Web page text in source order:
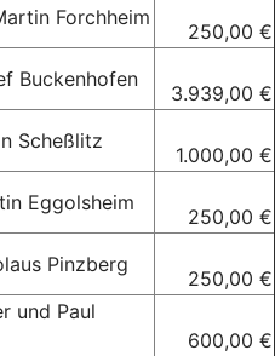
Forchheim
250,00 €
Buckenhofen
3.939,00 €
Scheßlitz
1.000,00 €
Eggolsheim
250,00 €
Pinzberg
250,00 €
und Paul
600,00 €